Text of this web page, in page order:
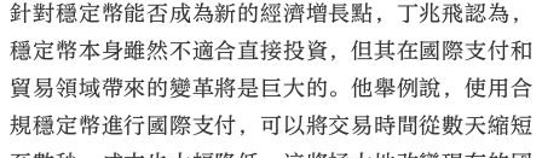
針對穩定幣能否成為新的經濟增長點，丁兆飛認為，
穩定幣本身雖然不適合直接投資，但其在國際支付和
貿易領域帶來的變革將是巨大的。他舉例說，使用合
規穩定幣進行國際支付，可以將交易時間從數天縮短